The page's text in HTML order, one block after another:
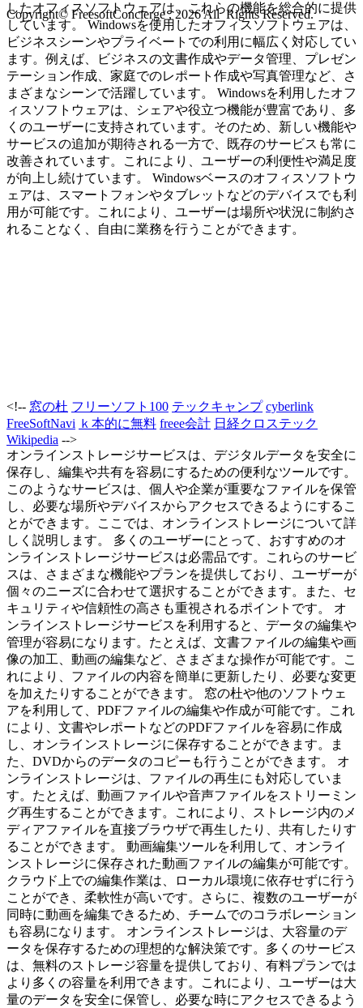
したオフィスソフトウェアは、これらの機能を総合的に提供
しています。 Windowsを使用したオフィスソフトウェアは、
ビジネスシーンやプライベートでの利用に幅広く対応してい
ます。例えば、ビジネスの文書作成やデータ管理、プレゼン
テーション作成、家庭でのレポート作成や写真管理など、さ
まざまなシーンで活躍しています。 Windowsを利用したオフ
ィスソフトウェアは、シェアや役立つ機能が豊富であり、多
くのユーザーに支持されています。そのため、新しい機能や
サービスの追加が期待される一方で、既存のサービスも常に
改善されています。これにより、ユーザーの利便性や満足度
が向上し続けています。 Windowsベースのオフィスソフトウ
ェアは、スマートフォンやタブレットなどのデバイスでも利
用が可能です。これにより、ユーザーは場所や状況に制約さ
れることなく、自由に業務を行うことができます。
<!-- 窓の杜 フリーソフト100 テックキャンプ cyberlink
FreeSoftNavi ｋ本的に無料 freee会計 日経クロステック
Wikipedia -->
オンラインストレージサービスは、デジタルデータを安全に
保存し、編集や共有を容易にするための便利なツールです。
このようなサービスは、個人や企業が重要なファイルを保管
し、必要な場所やデバイスからアクセスできるようにするこ
とができます。ここでは、オンラインストレージについて詳
しく説明します。 多くのユーザーにとって、おすすめのオ
ンラインストレージサービスは必需品です。これらのサービ
スは、さまざまな機能やプランを提供しており、ユーザーが
個々のニーズに合わせて選択することができます。また、セ
キュリティや信頼性の高さも重視されるポイントです。 オ
ンラインストレージサービスを利用すると、データの編集や
管理が容易になります。たとえば、文書ファイルの編集や画
像の加工、動画の編集など、さまざまな操作が可能です。こ
れにより、ファイルの内容を簡単に更新したり、必要な変更
を加えたりすることができます。 窓の杜や他のソフトウェ
アを利用して、PDFファイルの編集や作成が可能です。これ
により、文書やレポートなどのPDFファイルを容易に作成
し、オンラインストレージに保存することができます。ま
た、DVDからのデータのコピーも行うことができます。 オ
ンラインストレージは、ファイルの再生にも対応していま
す。たとえば、動画ファイルや音声ファイルをストリーミン
グ再生することができます。これにより、ストレージ内のメ
ディアファイルを直接ブラウザで再生したり、共有したりす
ることができます。 動画編集ツールを利用して、オンライ
ンストレージに保存された動画ファイルの編集が可能です。
クラウド上での編集作業は、ローカル環境に依存せずに行う
ことができ、柔軟性が高いです。さらに、複数のユーザーが
同時に動画を編集できるため、チームでのコラボレーション
も容易になります。 オンラインストレージは、大容量のデ
ータを保存するための理想的な解決策です。多くのサービス
は、無料のストレージ容量を提供しており、有料プランでは
より多くの容量を利用できます。これにより、ユーザーは大
量のデータを安全に保管し、必要な時にアクセスできるよう
Copyright© FreesoftConcierge , 2026 All Rights Reserved.